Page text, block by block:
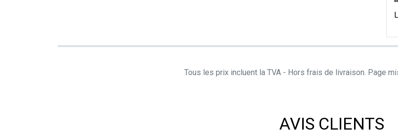
Tous les prix incluent la TVA - Hors frais de livraison. Page
AVIS CLIENTS